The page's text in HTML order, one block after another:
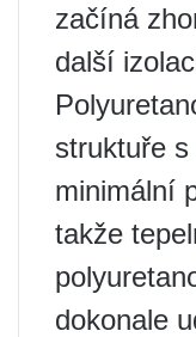
začíná
další
struktuře
minimální
takže
dokonale